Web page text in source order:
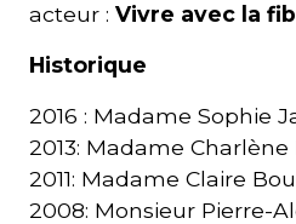
acteur : Vivre avec la
Historique
2016 : Madame Sophie
2013: Madame Charlène
2011: Madame Claire
2008: Monsieur Pierre-